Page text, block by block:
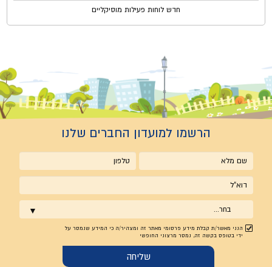
חדש לוחות פעילות מוסיקליים
הרשמו למועדון החברים שלנו
שם
מלא
טלפון
אימייל
בחר...
הנני מאשר/ת קבלת מידע פרסומי מאתר זה ומצהיר/ה כי המידע שנמסר על
ידי בטופס בקשה זה, נמסר מרצוני החופשי